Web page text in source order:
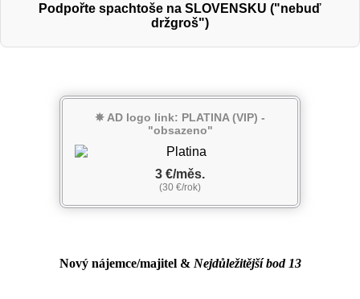
Podpořte spachtoše na SLOVENSKU ("nebuď
držgroš")
✵ AD logo link: PLATINA (VIP) -
"obsazeno"
3 €/měs.
(30 €/rok)
Nový nájemce/majitel & Nejdůležitější bod 13